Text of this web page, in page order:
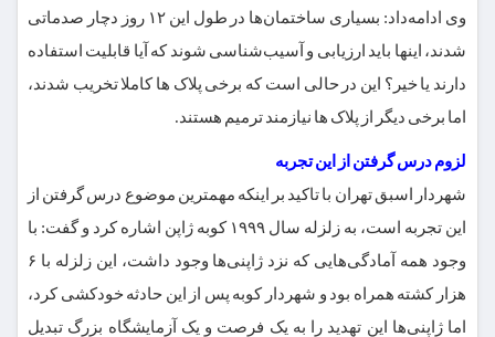
وی ادامه‌داد: بسیاری ساختمان‌ها در طول این ۱۲ روز دچار صدماتی
شدند، اینها باید ارزیابی و آسیب‌شناسی شوند که آیا قابلیت استفاده
دارند یا خیر؟ این در حالی است که برخی پلاک ها کاملا تخریب شدند،
اما برخی دیگر از پلاک ها نیازمند ترمیم هستند.
لزوم درس گرفتن از این تجربه
شهردار اسبق تهران با تاکید بر اینکه مهمترین موضوع درس گرفتن از
این تجربه است، به زلزله سال ۱۹۹۹ کوبه ژاپن اشاره کرد و گفت: با
وجود همه آمادگی‌هایی که نزد ژاپنی‌ها وجود داشت، این زلزله با ۶
هزار کشته همراه بود و شهردار کوبه پس از این حادثه خودکشی کرد،
اما ژاپنی‌ها این تهدید را به یک فرصت و یک آزمایشگاه بزرگ تبدیل